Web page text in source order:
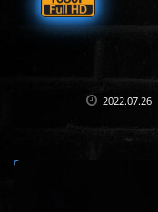
WESTERN
DOKUMENTUMFILMEK
2022.07.26